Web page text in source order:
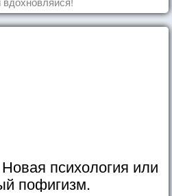
психология или
пофигизм.